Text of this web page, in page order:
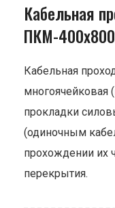
Кабельная
ПКМ-
Кабельная
многоячейковая
прокладки
(одиночным
прохождении их
перекрытия.